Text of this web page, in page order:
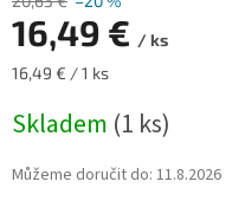
16,49 € / ks
Měrná
16,49 € / 1 ks
Skladem (1 ks)
Můžeme doručit do: 11.8.2026